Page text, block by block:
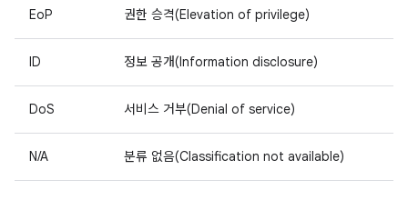
EoP 권한 승격(Elevation of privilege)
ID 정보 공개(Information disclosure)
DoS 서비스 거부(Denial of service)
N/A 분류 없음(Classification not available)